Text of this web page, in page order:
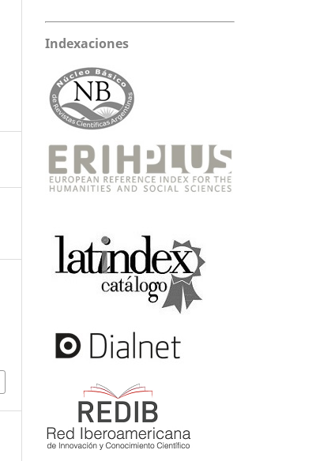
Indexaciones